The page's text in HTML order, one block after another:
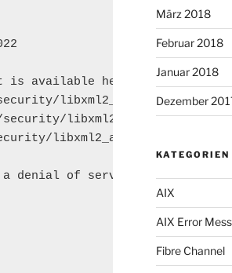
is available here:
libxml2_advisory3.asc
libxml2_advisory3.asc
libxml2_advisory3.asc
denial of service due to
März 2018
Februar 2018
Januar 2018
Dezember
KATEGORIEN
AIX
AIX Error
Fibre Channel